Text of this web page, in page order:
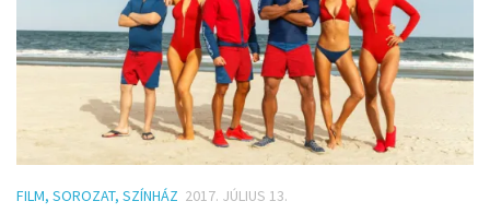
FILM, SOROZAT, SZÍNHÁZ 2017. JÚLIUS 13.